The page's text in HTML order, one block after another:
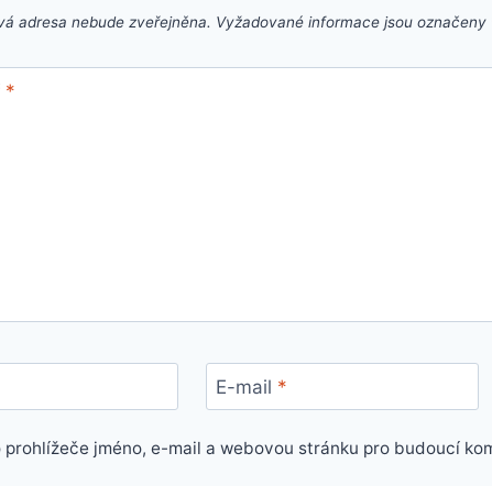
adresa nebude zveřejněna. Vyžadované informace jsou označeny
*
E-mail *
prohlížeče jméno, e-mail a webovou stránku pro budoucí